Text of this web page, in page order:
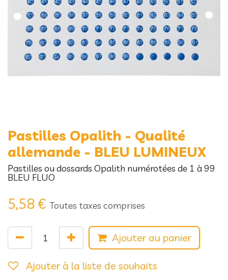
Pastilles Opalith - Qualité
allemande - BLEU LUMINEUX
Pastilles ou dossards Opalith numérotées de 1 à 99
BLEU FLUO
5,58 € Toutes taxes comprises
Ajouter au panier
Ajouter à la liste de souhaits